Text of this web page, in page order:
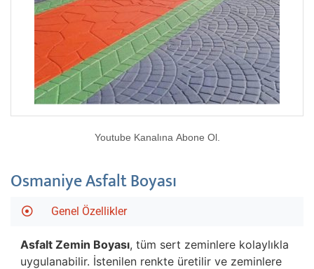
Youtube Kanalına Abone Ol.
Osmaniye Asfalt Boyası
Genel Özellikler
Asfalt Zemin Boyası, tüm sert zeminlere kolaylıkla
uygulanabilir. İstenilen renkte üretilir ve zeminlere